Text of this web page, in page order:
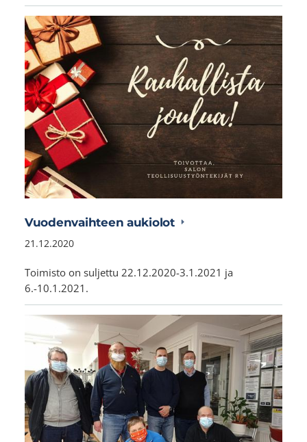
Vuodenvaihteen aukiolot
21.12.2020
Toimisto on suljettu 22.12.2020-3.1.2021 ja
6.-10.1.2021.